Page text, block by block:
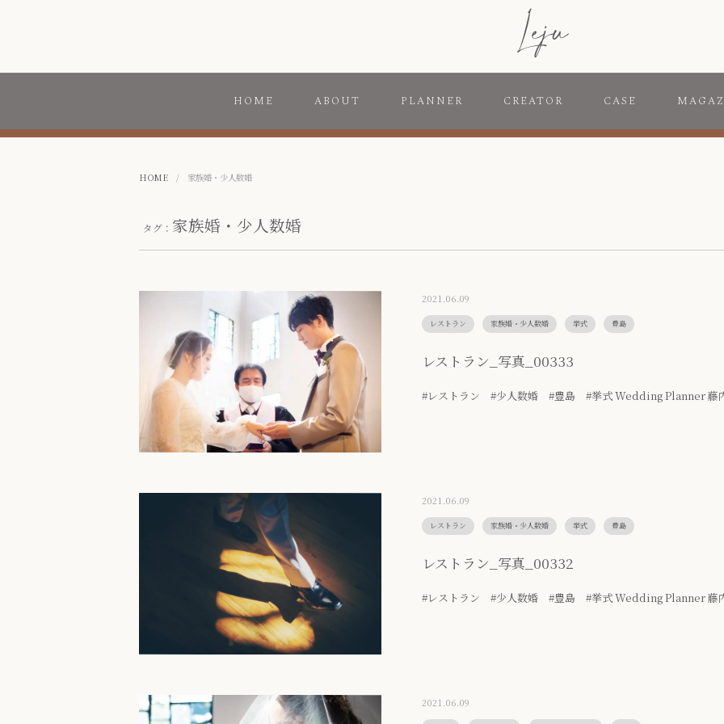
HOME ABOUT PLANNER CREATOR CASE
HOME / 家族婚・少人数婚
タグ： 家族婚・少人数婚
2021.06.09
レストラン 家族婚・少人数婚 挙式 豊島
レストラン_写真_00333
#レストラン #少人数婚 #豊島 #挙式 Wedding Planner 藤
2021.06.09
レストラン 家族婚・少人数婚 挙式 豊島
レストラン_写真_00332
#レストラン #少人数婚 #豊島 #挙式 Wedding Planner 藤
2021.06.09